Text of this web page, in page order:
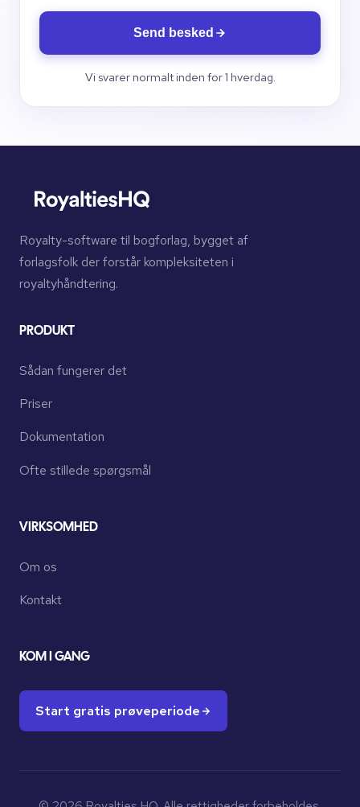
Send besked
Vi svarer normalt inden for 1 hverdag.
Royalty-software til bogforlag, bygget af
forlagsfolk der forstår kompleksiteten i
royaltyhåndtering.
PRODUKT
Sådan fungerer det
Priser
Dokumentation
Ofte stillede spørgsmål
VIRKSOMHED
Om os
Kontakt
KOM I GANG
Start gratis prøveperiode